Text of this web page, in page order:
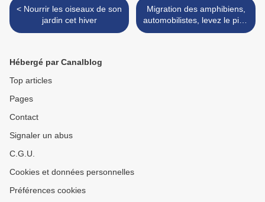
< Nourrir les oiseaux de son
jardin cet hiver
Migration des amphibiens,
automobilistes, levez le pied
! >
Hébergé par Canalblog
Top articles
Pages
Contact
Signaler un abus
C.G.U.
Cookies et données personnelles
Préférences cookies